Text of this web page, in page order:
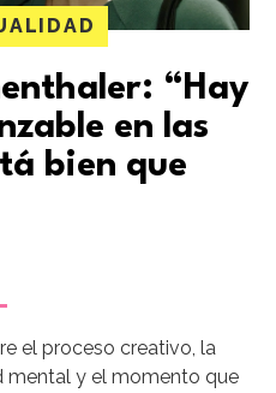
“Hay
en las
bien que
el proceso creativo, la
mental y el momento que